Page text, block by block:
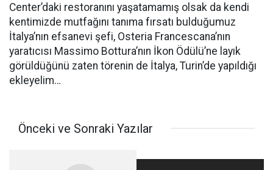
Center’daki restoranını yaşatamamış olsak da kendi
kentimizde mutfağını tanıma fırsatı bulduğumuz
İtalya’nın efsanevi şefi, Osteria Francescana’nın
yaratıcısı Massimo Bottura’nın İkon Ödülü’ne layık
görüldüğünü zaten törenin de İtalya, Turin’de yapıldığı
ekleyelim…
Önceki ve Sonraki Yazılar